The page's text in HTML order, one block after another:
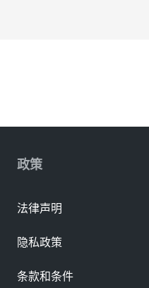
政策
法律声明
隐私政策
条款和条件